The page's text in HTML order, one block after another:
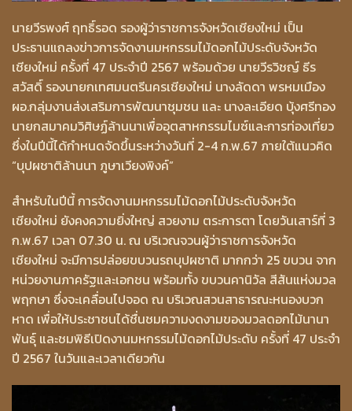
นายวีรพงศ์ ฤทธิ์รอด รองผู้ว่าราชการจังหวัดเชียงใหม่ เป็น
ประธานแถลงข่าวการจัดงานมหกรรมไม้ดอกไม้ประดับจังหวัด
เชียงใหม่ ครั้งที่ 47 ประจำปี 2567 พร้อมด้วย นายวีรวิชญ์ ธีร
สวัสดิ์ รองนายกเทศมนตรีนครเชียงใหม่ นางลัดดา พรหมเมือง
ผอ.กลุ่มงานส่งเสริมการพัฒนาชุมชน และ นางละเอียด บุ้งศรีทอง
นายกสมาคมวิศิษฏ์ล้านนาเพื่ออุตสาหกรรมไมซ์และการท่องเที่ยว
ซึ่งในปีนี้ได้กำหนดจัดขึ้นระหว่างวันที่ 2-4 ก.พ.67 ภายใต้แนวคิด
“บุปผชาติล้านนา ภูษาเวียงพิงค์”
สําหรับในปีนี้ การจัดงานมหกรรมไม้ดอกไม้ประดับจังหวัด
เชียงใหม่ ยังคงความยิ่งใหญ่ สวยงาม ตระการตา โดยวันเสาร์ที่ 3
ก.พ.67 เวลา 07.30 น. ณ บริเวณจวนผู้ว่าราชการจังหวัด
เชียงใหม่ จะมีการปล่อยขบวนรถบุปผชาติ มากกว่า 25 ขบวน จาก
หน่วยงานภาครัฐและเอกชน พร้อมทั้ง ขบวนคานิวัล สีสันแห่งมวล
พฤกษา ซึ่งจะเคลื่อนไปจอด ณ บริเวณสวนสาธารณะหนองบวก
หาด เพื่อให้ประชาชนได้ชื่นชมความงดงามของมวลดอกไม้นานา
พันธุ์ และชมพิธีเปิดงานมหกรรมไม้ดอกไม้ประดับ ครั้งที่ 47 ประจํา
ปี 2567 ในวันและเวลาเดียวกัน